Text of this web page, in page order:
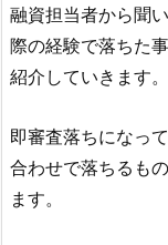
融資担当者から聞
際の経験で落ちた
紹介していきます。
即審査落ちになっ
合わせで落ちるも
ます。